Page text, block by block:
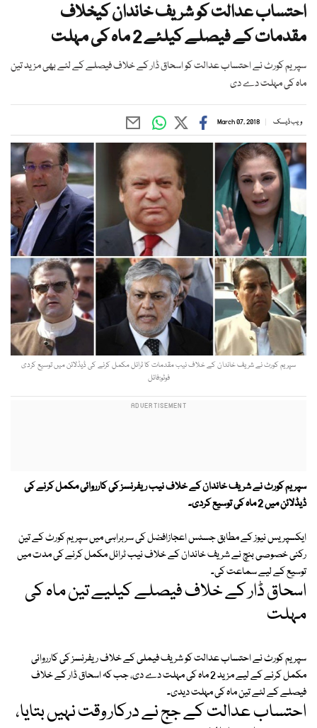
احتساب عدالت کو شریف خاندان کیخلاف
مقدمات کے فیصلے کیلئے 2 ماہ کی مہلت
سپریم کورٹ نے احتساب عدالت کو اسحاق ڈار کے خلاف فیصلے کے لئے بھی مزید تین
ماہ کی مہلت دے دی
ویب ڈیسک March 07, 2018
سپریم کورٹ نے شریف خاندان کے خلاف نیب مقدمات کا ٹرائل مکمل کرنے کی ڈیڈلائن میں توسیع کردی
فوٹو:فائل
سپریم کورٹ نے شریف خاندان کے خلاف نیب ریفرنسز کی کارروائی مکمل کرنے کی
ڈیڈلائن میں 2 ماہ کی توسیع کردی۔
ایکسپریس نیوز کے مطابق جسٹس اعجازافضل کی سربراہی میں سپریم کورٹ کے تین
رکنی خصوصی بنچ نے شریف خاندان کے خلاف نیب ٹرائل مکمل کرنے کی مدت میں
توسیع کے لیے سماعت کی۔
اسحاق ڈار کے خلاف فیصلے کیلیے تین ماہ کی
مہلت
سپریم کورٹ نے احتساب عدالت کو شریف فیملی کے خلاف ریفرنسز کی کارروائی
مکمل کرنے کے لیے مزید 2 ماہ کی مہلت دے دی، جب کہ اسحاق ڈار کے خلاف
فیصلے کے لئے تین ماہ کی مہلت دیدی۔
احتساب عدالت کے جج نے درکار وقت نہیں بتایا،